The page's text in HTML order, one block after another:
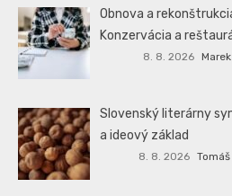
Obnova a
Konzervácia a
8. 8. 2026
Slovenský literárny
a ideový základ
8. 8. 2026